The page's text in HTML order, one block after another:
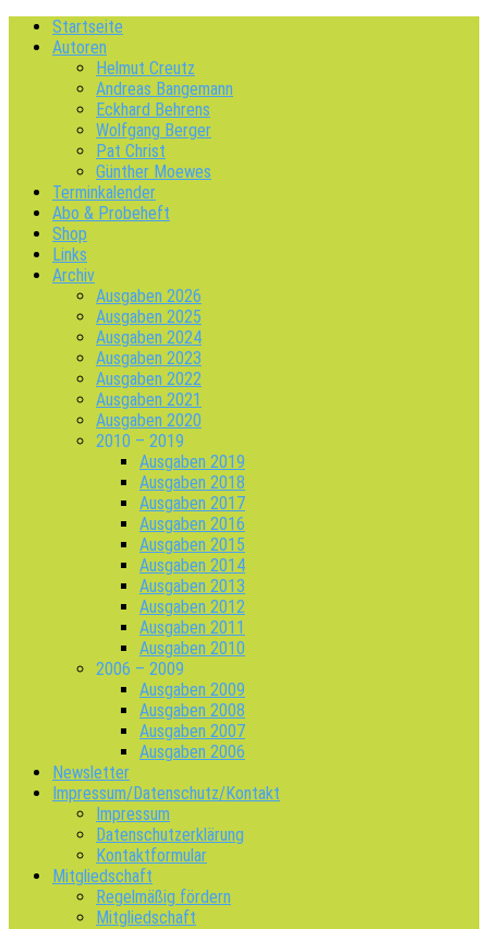
Startseite
Autoren
Helmut Creutz
Andreas Bangemann
Eckhard Behrens
Wolfgang Berger
Pat Christ
Günther Moewes
Terminkalender
Abo & Probeheft
Shop
Links
Archiv
Ausgaben 2026
Ausgaben 2025
Ausgaben 2024
Ausgaben 2023
Ausgaben 2022
Ausgaben 2021
Ausgaben 2020
2010 – 2019
Ausgaben 2019
Ausgaben 2018
Ausgaben 2017
Ausgaben 2016
Ausgaben 2015
Ausgaben 2014
Ausgaben 2013
Ausgaben 2012
Ausgaben 2011
Ausgaben 2010
2006 – 2009
Ausgaben 2009
Ausgaben 2008
Ausgaben 2007
Ausgaben 2006
Newsletter
Impressum/Datenschutz/Kontakt
Impressum
Datenschutzerklärung
Kontaktformular
Mitgliedschaft
Regelmäßig fördern
Mitgliedschaft